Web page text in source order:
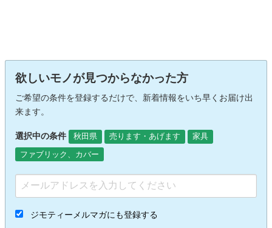
欲しいモノが見つからなかった方
ご希望の条件を登録するだけで、新着情報をいち早くお届け出
来ます。
選択中の条件 秋田県 売ります・あげます
家具
ファブリック、カバー
ジモティーメルマガにも登録する